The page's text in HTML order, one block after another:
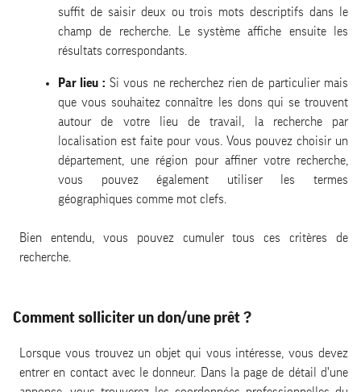
suffit de saisir deux ou trois mots descriptifs dans le
champ de recherche. Le système affiche ensuite les
résultats correspondants.
Par lieu : Si vous ne recherchez rien de particulier mais
que vous souhaitez connaître les dons qui se trouvent
autour de votre lieu de travail, la recherche par
localisation est faite pour vous. Vous pouvez choisir un
département, une région pour affiner votre recherche,
vous pouvez également utiliser les termes
géographiques comme mot clefs.
Bien entendu, vous pouvez cumuler tous ces critères de
recherche.
Comment solliciter un don/une prêt ?
Lorsque vous trouvez un objet qui vous intéresse, vous devez
entrer en contact avec le donneur. Dans la page de détail d'une